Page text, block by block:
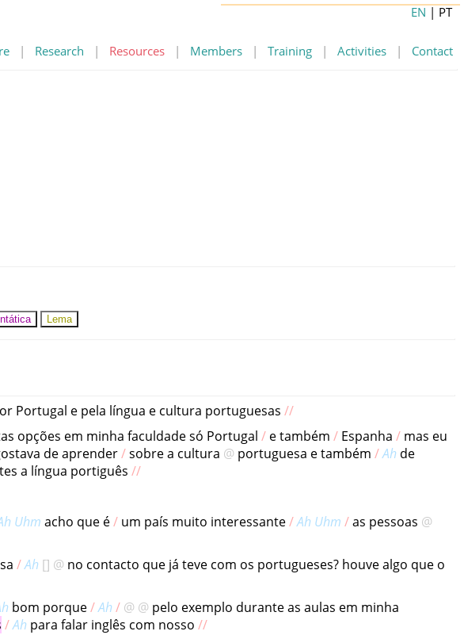
| Research | Resources | Members | Training | Activities | Contact
EN | PT
Lema
Portugal e pela língua e cultura portuguesas
opções em minha faculdadesó Portugal etambém Espanha mas eu
deaprender sobrea cultura portuguesa etambém Ah de
a língua portiguês
Uhm acho que é um país muito interessante Ah Uhm as pessoas
Ah no contacto que já teve com os portugueses? houvealgo que o
bom porque Ah pelo exemplo duranteas aulas em minha
Ah para falar inglês com nosso